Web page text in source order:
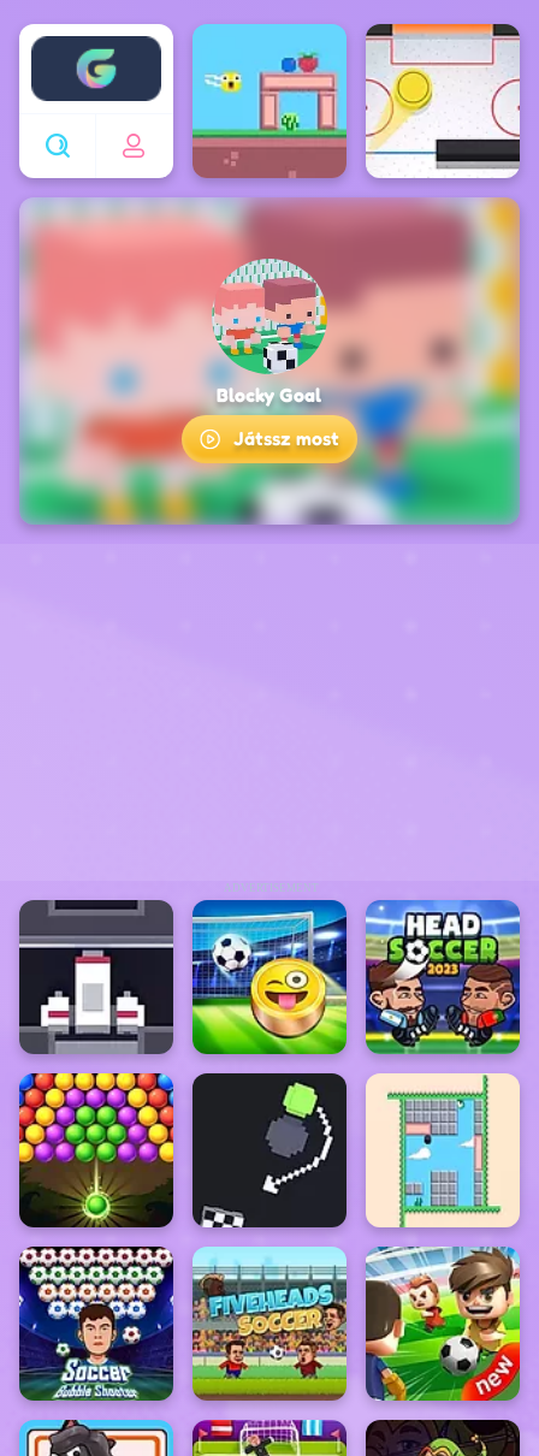
Enjoy4fun
ADVERTISEMENT
Blocky Goal
Játssz most